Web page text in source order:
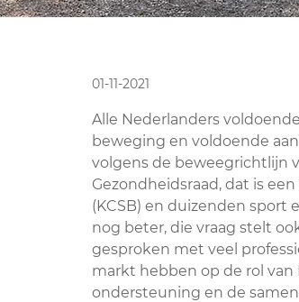
01-11-2021
Alle Nederlanders
beweging en voldoende
volgens de beweegrichtlijn
Gezondheidsraad, dat is
(KCSB) en duizenden sport
nog beter, die vraag stelt
gesproken met veel
markt hebben op de rol van
ondersteuning en de